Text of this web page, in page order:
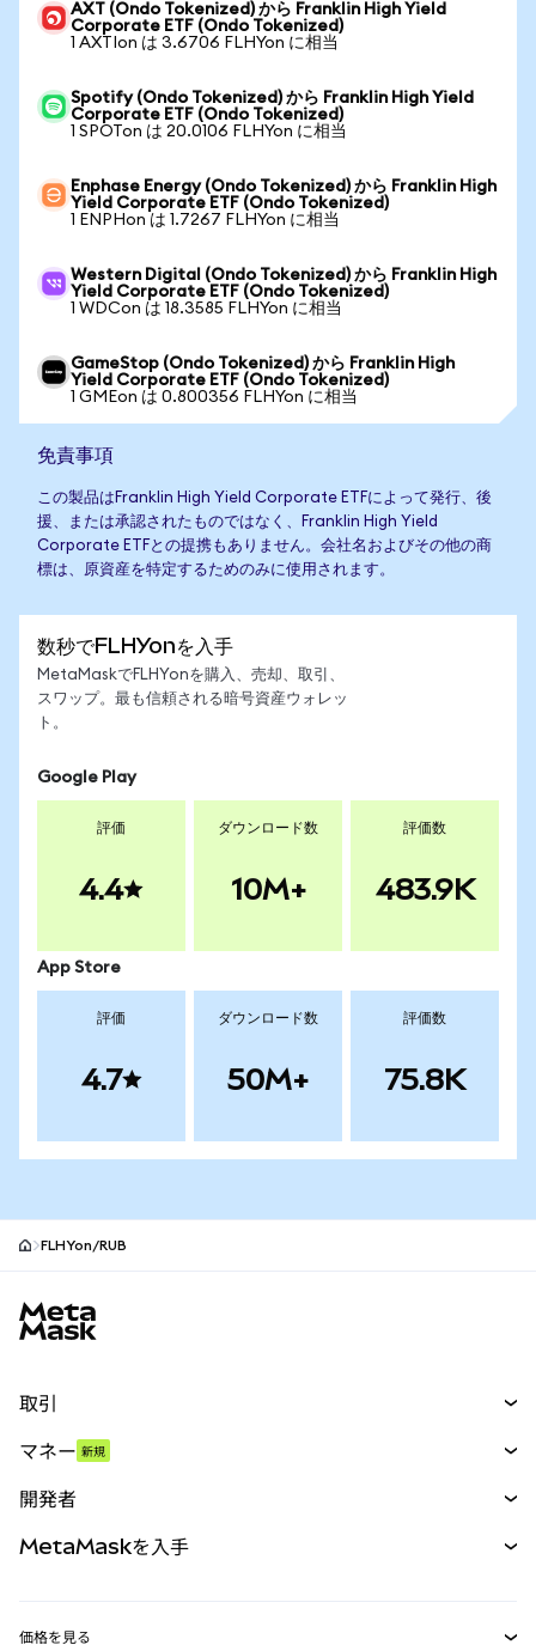
AXT (Ondo Tokenized) から Franklin High Yield
Corporate ETF (Ondo Tokenized)
1 AXTIon は 3.6706 FLHYon に相当
Spotify (Ondo Tokenized) から Franklin High Yield
Corporate ETF (Ondo Tokenized)
1 SPOTon は 20.0106 FLHYon に相当
Enphase Energy (Ondo Tokenized) から Franklin High
Yield Corporate ETF (Ondo Tokenized)
1 ENPHon は 1.7267 FLHYon に相当
Western Digital (Ondo Tokenized) から Franklin High
Yield Corporate ETF (Ondo Tokenized)
1 WDCon は 18.3585 FLHYon に相当
GameStop (Ondo Tokenized) から Franklin High
Yield Corporate ETF (Ondo Tokenized)
1 GMEon は 0.800356 FLHYon に相当
免責事項
この製品はFranklin High Yield Corporate ETFによって発行、後
援、または承認されたものではなく、Franklin High Yield
Corporate ETFとの提携もありません。会社名およびその他の商
標は、原資産を特定するためのみに使用されます。
数秒でFLHYonを入手
MetaMaskでFLHYonを購入、売却、取引、
スワップ。最も信頼される暗号資産ウォレッ
ト。
Google Play
評価
4.4
ダウンロード数
10M+
評価数
483.9K
App Store
評価
4.7
ダウンロード数
50M+
評価数
75.8K
FLHYon/RUB
取引
パーペチュアル
RWA
マネー 新規
開発者
MetaMaskを入手
価格を見る